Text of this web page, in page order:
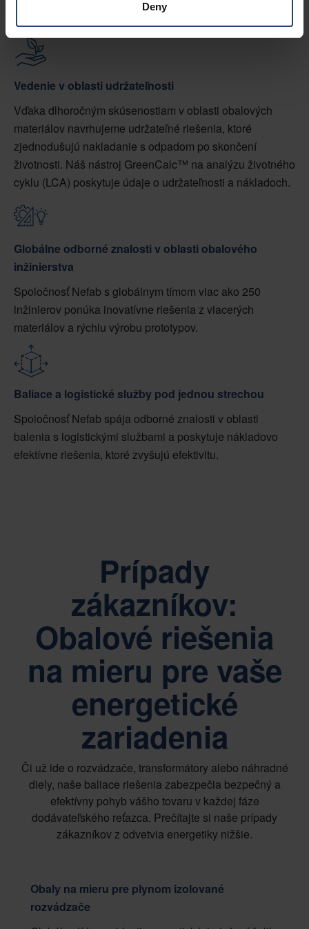
Deny
Vedenie v oblasti udržateľnosti
Vďaka dlhoročným skúsenostiam v oblasti obalových
materiálov navrhujeme udržateľné riešenia, ktoré
zjednodušujú nakladanie s odpadom po skončení
životnosti. Náš nástroj GreenCalc™ na analýzu životného
cyklu (LCA) poskytuje údaje o udržateľnosti a nákladoch.
Globálne odborné znalosti v oblasti obalového
inžinierstva
Spoločnosť Nefab s globálnym tímom viac ako 250
inžinierov ponúka inovatívne riešenia z viacerých
materiálov a rýchlu výrobu prototypov.
Baliace a logistické služby pod jednou strechou
Spoločnosť Nefab spája odborné znalosti v oblasti
balenia s logistickými službami a poskytuje nákladovo
efektívne riešenia, ktoré zvyšujú efektivitu.
Prípady
zákazníkov:
Obalové riešenia
na mieru pre vaše
energetické
zariadenia
Či už ide o rozvádzače, transformátory alebo náhradné
diely, naše baliace riešenia zabezpečia bezpečný a
efektívny pohyb vášho tovaru v každej fáze
dodávateľského reťazca. Prečítajte si naše prípady
zákazníkov z odvetvia energetiky nižšie.
Obaly na mieru pre plynom izolované
rozvádzače